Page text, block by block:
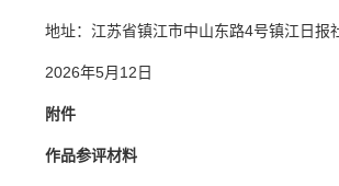
地址：江苏省镇江市中山东路4号镇江日报
2026年5月12日
附件
作品参评材料